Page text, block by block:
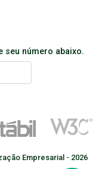
seu número abaixo.
Empresarial - 2026